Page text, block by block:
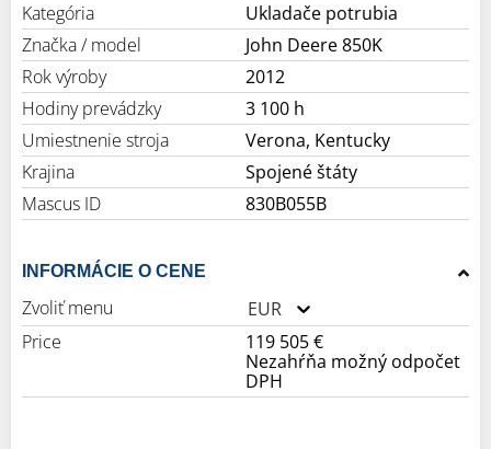
Kategória
Ukladače potrubia
Značka / model
John Deere 850K
Rok výroby
2012
Hodiny prevádzky
3 100 h
Umiestnenie stroja
Verona, Kentucky
Krajina
Spojené štáty
Mascus ID
830B055B
INFORMÁCIE O CENE
Zvoliť menu
EUR
Price
119 505 €
Nezahŕňa možný odpočet
DPH